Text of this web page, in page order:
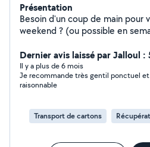
Présentation
Besoin d'un coup de main pour
weekend ? (ou possible en semaine
privé. (pour personnes âgées,
réduites, accompagnement
) Confort, sécurité et bonne
suis une personne responsable
logistiques en ce qui concerne mes
ce service peut être essentiel
Dernier avis laissé par Jalloul :
Il y a plus de 6 mois
Je recommande très gentil ponctuel
raisonnable
Transport de cartons